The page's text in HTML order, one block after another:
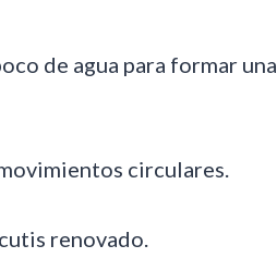
de agua para formar una
circulares.
renovado.